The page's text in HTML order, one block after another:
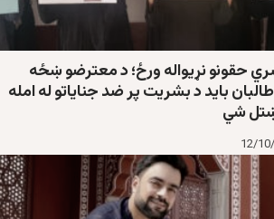
حقونو نړیواله ورځ؛ د معترضو ښځه
باید د بشریت پر ضد جنایاتو له امله
شي
12/